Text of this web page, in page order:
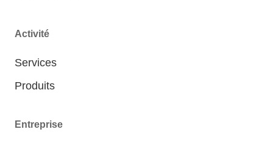
Activité
Services
Produits
Entreprise